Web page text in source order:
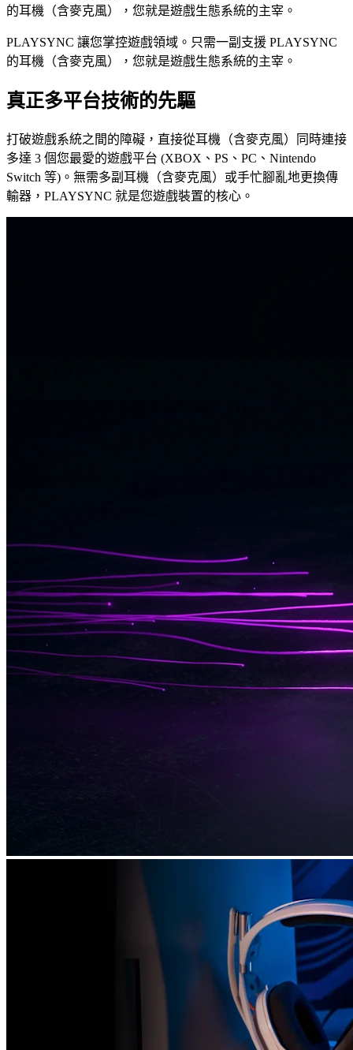
的耳機（含麥克風），您就是遊戲生態系統的主宰。
PLAYSYNC 讓您掌控遊戲領域。只需一副支援 PLAYSYNC
的耳機（含麥克風），您就是遊戲生態系統的主宰。
真正多平台技術的先驅
打破遊戲系統之間的障礙，直接從耳機（含麥克風）同時連接
多達 3 個您最愛的遊戲平台 (XBOX、PS、PC、Nintendo
Switch 等)。無需多副耳機（含麥克風）或手忙腳亂地更換傳
輸器，PLAYSYNC 就是您遊戲裝置的核心。